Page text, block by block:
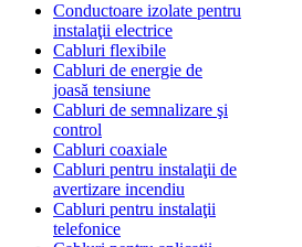
Conductoare izolate pentru
instalaţii electrice
Cabluri flexibile
Cabluri de energie de
joasă tensiune
Cabluri de semnalizare şi
control
Cabluri coaxiale
Cabluri pentru instalaţii de
avertizare incendiu
Cabluri pentru instalaţii
telefonice